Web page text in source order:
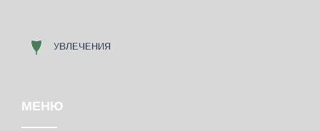
МЕНЮ